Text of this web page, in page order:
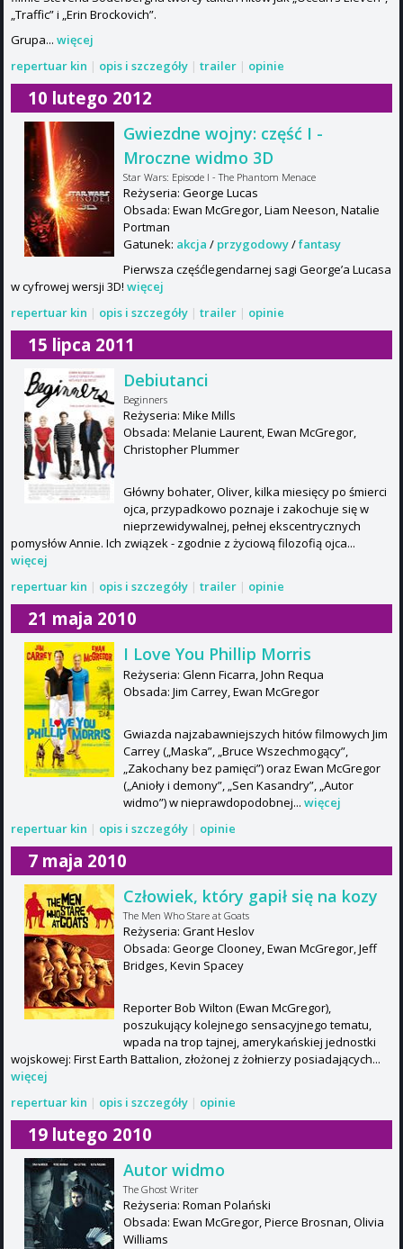
„Traffic” i „Erin Brockovich”.
Grupa... więcej
repertuar kin | opis i szczegóły | trailer | opinie
10 lutego 2012
Gwiezdne wojny: część I -
Mroczne widmo 3D
Star Wars: Episode I - The Phantom Menace
Reżyseria: George Lucas
Obsada: Ewan McGregor, Liam Neeson, Natalie
Portman
Gatunek: akcja / przygodowy/fantasy
Pierwsza częśćlegendarnej sagi George’a Lucasa
w cyfrowej wersji 3D! więcej
repertuar kin | opis i szczegóły | trailer | opinie
15 lipca 2011
Debiutanci
Beginners
Reżyseria: Mike Mills
Obsada: Melanie Laurent, Ewan McGregor,
Christopher Plummer
Główny bohater, Oliver, kilka miesięcy po śmierci
ojca, przypadkowo poznaje i zakochuje się w
nieprzewidywalnej, pełnej ekscentrycznych
pomysłów Annie. Ich związek - zgodnie z życiową filozofią ojca...
więcej
repertuar kin | opis i szczegóły | trailer | opinie
21 maja 2010
I Love You Phillip Morris
Reżyseria: Glenn Ficarra, John Requa
Obsada: Jim Carrey, Ewan McGregor
Gwiazda najzabawniejszych hitów filmowych Jim
Carrey („Maska”, „Bruce Wszechmogący”,
„Zakochany bez pamięci”) oraz Ewan McGregor
(„Anioły i demony”, „Sen Kasandry”, „Autor
widmo”) w nieprawdopodobnej... więcej
repertuar kin | opis i szczegóły | opinie
7 maja 2010
Człowiek, który gapił się na kozy
The Men Who Stare at Goats
Reżyseria: Grant Heslov
Obsada: George Clooney, Ewan McGregor, Jeff
Bridges, Kevin Spacey
Reporter Bob Wilton (Ewan McGregor),
poszukujący kolejnego sensacyjnego tematu,
wpada na trop tajnej, amerykańskiej jednostki
wojskowej: First Earth Battalion, złożonej z żołnierzy posiadających...
więcej
repertuar kin | opis i szczegóły | opinie
19 lutego 2010
Autor widmo
The Ghost Writer
Reżyseria: Roman Polański
Obsada: Ewan McGregor, Pierce Brosnan, Olivia
Williams